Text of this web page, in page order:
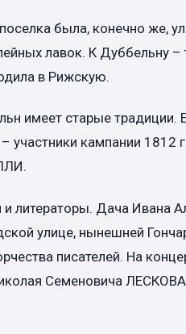
поселка была, конечно же,
лавок. К Дуббельну
в Рижскую.
имеет старые
участники кампании
литераторы. Дача Ивана
улице, нынешней
писателей. На
Семеновича